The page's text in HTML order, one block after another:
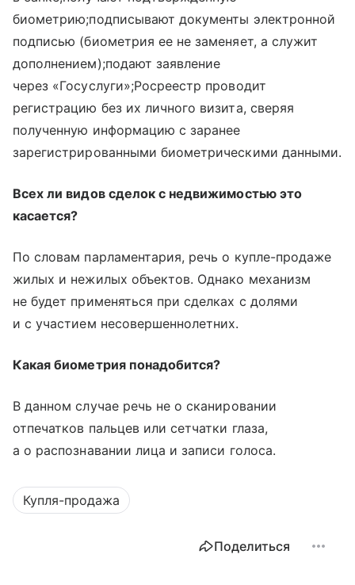
биометрию;подписывают документы электронной
подписью (биометрия ее не заменяет, а служит
дополнением);подают заявление
через «Госуслуги»;Росреестр проводит
регистрацию без их личного визита, сверяя
полученную информацию с заранее
зарегистрированными биометрическими данными.
Всех ли видов сделок с недвижимостью это
касается?
По словам парламентария, речь о купле-продаже
жилых и нежилых объектов. Однако механизм
не будет применяться при сделках с долями
и с участием несовершеннолетних.
Какая биометрия понадобится?
В данном случае речь не о сканировании
отпечатков пальцев или сетчатки глаза,
а о распознавании лица и записи голоса.
Купля-продажа
Поделиться